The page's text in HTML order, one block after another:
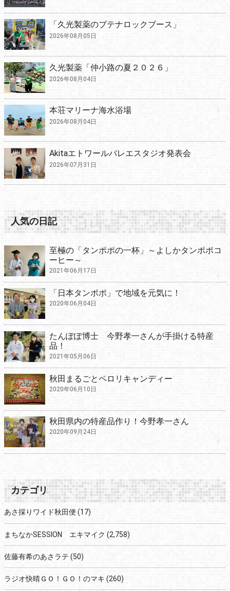
「久光製薬のブテナロックブース」
2026年08月05日
久光製薬「仲小路の夏２０２６」
2026年08月04日
本荘マリーナ海水浴場
2026年08月04日
Akitaエトワールバレエスタジオ発表会
2026年07月31日
人気の日記
至極の「タンポポの一杯」～よしかタンポポコ
ーヒー～
2021年06月17日
「日本タンポポ」で地域を元気に！
2020年06月04日
たんぽぽ博士 今野孝一さんが手掛ける特産
品！
2021年05月06日
秋田まるごとペロリキャンディー
2020年06月10日
秋田県内の特産品作り！今野孝一さん
2020年09月24日
カテゴリ
あさ採りワイド秋田便 (17)
まちなかSESSION エキマイク (2,758)
佐藤有希のあさラテ (50)
ラジオ快晴ＧＯ！ＧＯ！のマキ (260)